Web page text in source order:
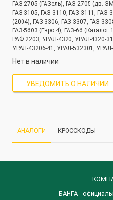
ГАЗ-2705 (ГАЗель), ГАЗ-2705 (дв.
ГАЗ-3105, ГАЗ-3110, ГАЗ-3111,
(2004), ГАЗ-3306, ГАЗ-3307, ГАЗ-
ГАЗ-5603 (Евро 4), ГАЗ-66 (Каталог
РАФ 2203, УРАЛ-4320, УРАЛ-4320-
УРАЛ-43206-41, УРАЛ-532301,
Нет в наличии
УВЕДОМИТЬ О НАЛИЧИИ
АНАЛОГИ КРОССКОДЫ
БАНГА -